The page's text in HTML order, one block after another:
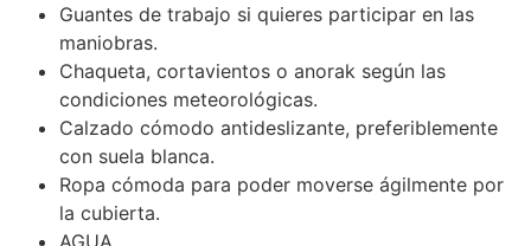
Guantes de trabajo si quieres participar en las
maniobras.
Chaqueta, cortavientos o anorak según las
condiciones meteorológicas.
Calzado cómodo antideslizante, preferiblemente
con suela blanca.
Ropa cómoda para poder moverse ágilmente por
la cubierta.